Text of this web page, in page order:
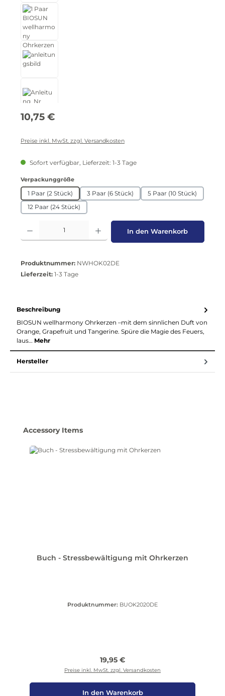
Regulärer Preis:
10,75 €
Preise inkl. MwSt. zzgl. Versandkosten
Sofort verfügbar, Lieferzeit: 1-3 Tage
Verpackunggrößeauswählen
1 Paar (2 Stück) 3 Paar (6 Stück)
5 Paar (10 Stück)
12 Paar (24 Stück)
Produkt Anzahl: Gib den gewünschten Wert ein oder benutze die
In den Warenkorb
Produktnummer: NWHOK02DE
Lieferzeit: 1-3 Tage
Beschreibung
BIOSUN wellharmony Ohrkerzen –mit dem sinnlichen Duft von
Orange, Grapefruit und Tangerine. Spüre die Magie des Feuers,
laus… Mehr
Hersteller
Produktgalerie überspringen
Accessory Items
Buch - Stressbewältigung mit Ohrkerzen
Produktnummer: BUOK2020DE
Regulärer Preis:
19,95 €
Preise inkl. MwSt. zzgl. Versandkosten
In den Warenkorb